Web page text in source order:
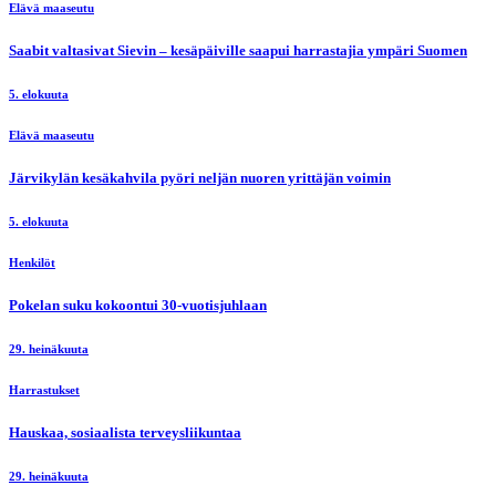
Elävä maaseutu
Saabit valtasivat Sievin – kesäpäiville saapui harrastajia ympäri Suomen
5. elokuuta
Elävä maaseutu
Järvikylän kesäkahvila pyöri neljän nuoren yrittäjän voimin
5. elokuuta
Henkilöt
Pokelan suku kokoontui 30-vuotisjuhlaan
29. heinäkuuta
Harrastukset
Hauskaa, sosiaalista terveysliikuntaa
29. heinäkuuta